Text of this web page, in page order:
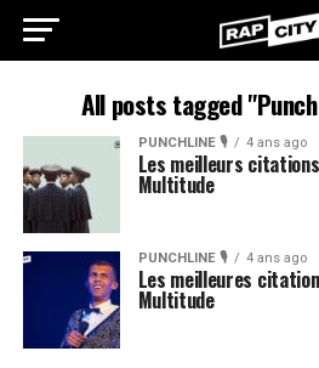
RapCity
All posts tagged
PUNCHLINE 🎙️ 4 ans ago
Les meilleurs
Multitude
PUNCHLINE 🎙️ 4 ans ago
Les meilleures
Multitude